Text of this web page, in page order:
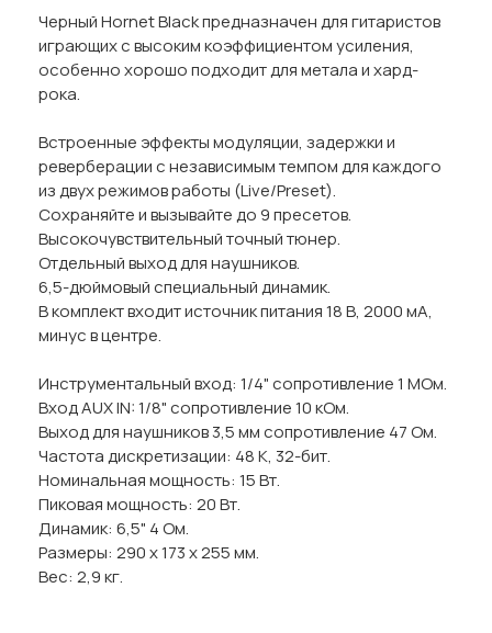
Черный Hornet Black предназначен для гитаристов
играющих с высоким коэффициентом усиления,
особенно хорошо подходит для метала и хард-
рока.
Встроенные эффекты модуляции, задержки и
реверберации с независимым темпом для каждого
из двух режимов работы (Live/Preset).
Сохраняйте и вызывайте до 9 пресетов.
Высокочувствительный точный тюнер.
Отдельный выход для наушников.
6,5-дюймовый специальный динамик.
В комплект входит источник питания 18 В, 2000 мА,
минус в центре.
Инструментальный вход: 1/4" сопротивление 1 МОм.
Вход AUX IN: 1/8" сопротивление 10 кОм.
Выход для наушников 3,5 мм сопротивление 47 Ом.
Частота дискретизации: 48 K, 32-бит.
Номинальная мощность: 15 Вт.
Пиковая мощность: 20 Вт.
Динамик: 6,5" 4 Ом.
Размеры: 290 х 173 х 255 мм.
Вес: 2,9 кг.